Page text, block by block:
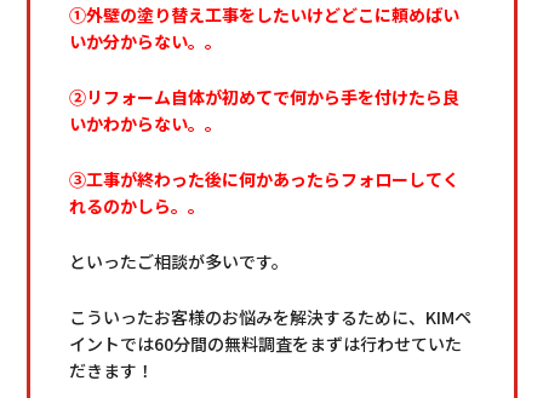
①外壁の塗り替え工事をしたいけどどこに頼めばい
いか分からない。。
②リフォーム自体が初めてで何から手を付けたら良
いかわからない。。
③工事が終わった後に何かあったらフォローしてく
れるのかしら。。
といったご相談が多いです。
こういったお客様のお悩みを解決するために、KIMペ
イントでは60分間の無料調査をまずは行わせていた
だきます！